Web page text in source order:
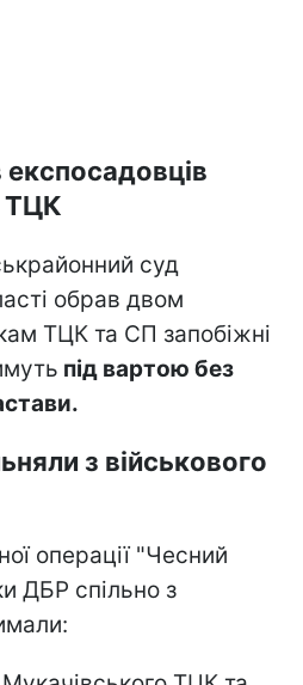
ТЦК
суд
обрав двом
ТЦК та СП запобіжні
під вартою без
з військового
операції "Чесний
ДБР спільно з